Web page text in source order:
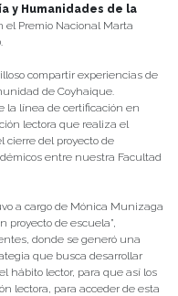
y Humanidades de la
el Premio Nacional Marta
compartir experiencias de
de Coyhaique.
la línea de certificación en
lectora que realiza el
cierre del proyecto de
entre nuestra Facultad
a cargo de Mónica Munizaga
proyecto de escuela”,
donde se generó una
que busca desarrollar
hábito lector, para que así los
lectora, para acceder de esta